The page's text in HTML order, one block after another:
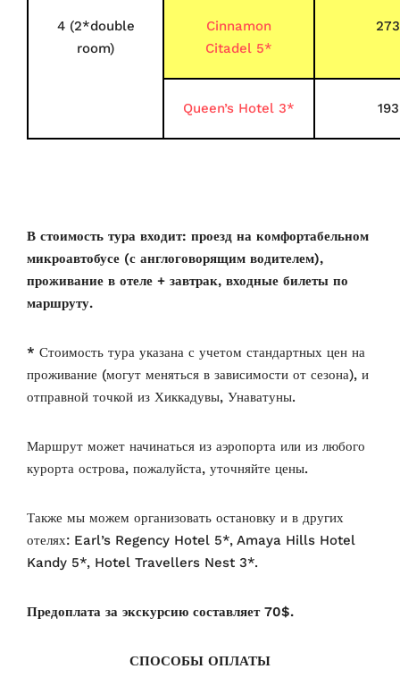
4 (2*double
room)
Cinnamon
Citadel 5*
273
Queen’s Hotel 3* 193
В стоимость тура входит: проезд на комфортабельном
микроавтобусе (с англоговорящим водителем),
проживание в отеле + завтрак, входные билеты по
маршруту.
* Стоимость тура указана с учетом стандартных цен на
проживание (могут меняться в зависимости от сезона), и
отправной точкой из Хиккадувы, Унаватуны.
Маршрут может начинаться из аэропорта или из любого
курорта острова, пожалуйста, уточняйте цены.
Также мы можем организовать остановку и в других
отелях: Earl’s Regency Hotel 5*, Amaya Hills Hotel
Kandy 5*, Hotel Travellers Nest 3*.
Предоплата за экскурсию составляет 70$.
СПОСОБЫ ОПЛАТЫ